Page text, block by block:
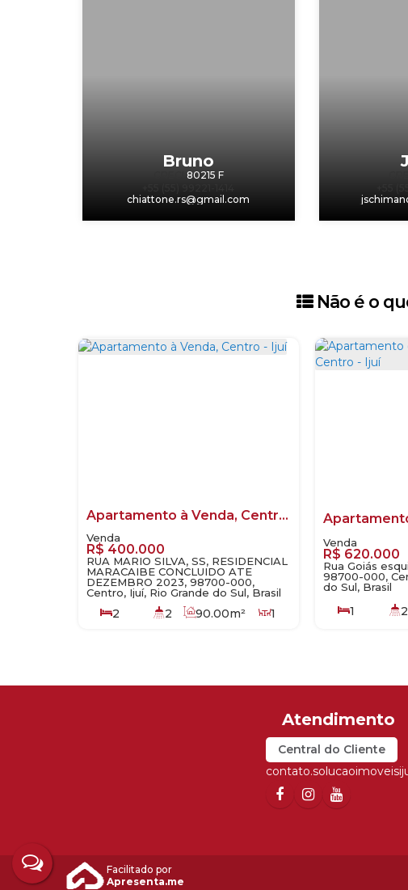
Bruno
80215 F
chiattone.rs@gmail.com
Não é o
Apartamento à Venda, Centro - Ijuí
R$ 400.000
RUA MARIO SILVA, SS, RESIDENCIAL
MARACAIBE CONCLUIDO ATE
DEZEMBRO 2023, 98700-000,
Centro, Ijuí, Rio Grande do Sul, Brasil
2 2 90.00m²
1
R$ 620.000
Rua Goiás
98700-000,
do Sul, Brasil
1 2
Central do Cliente